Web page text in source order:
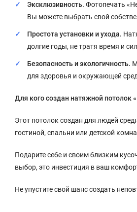
Эксклюзивность. Фотопечать
Вы можете выбрать свой
Простота установки и ухода.
долгие годы, не тратя время и
Безопасность и экологичность.
для здоровья и окружающей
Для кого создан натяжной потолок
Этот потолок создан для людей
гостиной, спальни или детской
Подарите себе и своим близким
выбор, это инвестиция в ваш
Не упустите свой шанс создать